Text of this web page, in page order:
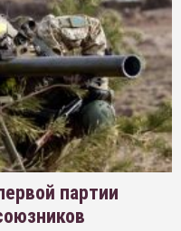
партии